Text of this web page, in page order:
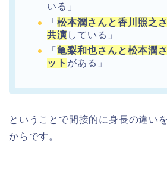
いる」
「 松本潤さんと香川照之
共演 している」
「 亀梨和也さんと松本潤
ット がある」
ということで間接的に身長の違い
からです。